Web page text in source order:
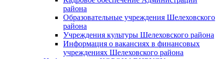
района
Образовательные учреждения Шелеховского
района
Учреждения культуры Шелеховского района
Информация о вакансиях в финансовых
учреждениях Шелеховского района